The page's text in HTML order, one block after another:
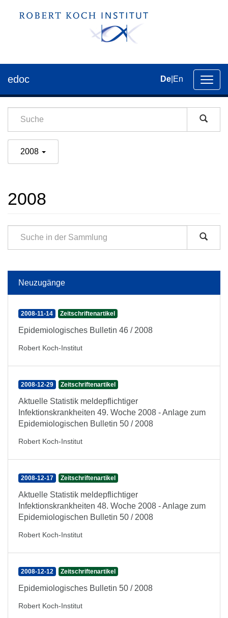
der
edoc De En
2008
2008
Neuzugänge
2008-11-14 Zeitschriftenartikel
Epidemiologisches Bulletin 46 / 2008
Robert Koch-Institut
2008-12-29 Zeitschriftenartikel
Aktuelle Statistik meldepflichtiger
Infektionskrankheiten 49. Woche 2008 - Anlage zum
Epidemiologischen Bulletin 50 / 2008
Robert Koch-Institut
2008-12-17 Zeitschriftenartikel
Aktuelle Statistik meldepflichtiger
Infektionskrankheiten 48. Woche 2008 - Anlage zum
Epidemiologischen Bulletin 50 / 2008
Robert Koch-Institut
2008-12-12 Zeitschriftenartikel
Epidemiologisches Bulletin 50 / 2008
Robert Koch-Institut